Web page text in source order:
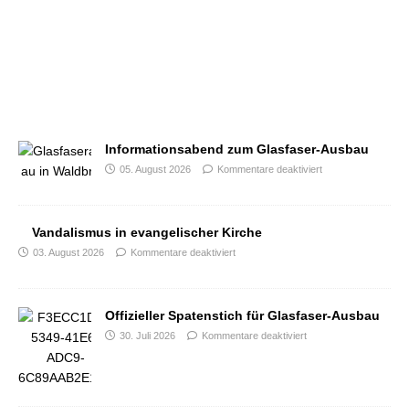
Informationsabend zum Glasfaser-Ausbau
05. August 2026 Kommentare deaktiviert
Vandalismus in evangelischer Kirche
03. August 2026 Kommentare deaktiviert
Offizieller Spatenstich für Glasfaser-Ausbau
30. Juli 2026 Kommentare deaktiviert